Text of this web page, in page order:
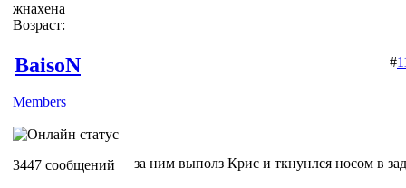
жнахена
Возраст:
BaisoN
Members
3447 сообщений
#
за ним выполз Крис и ткнунлся носом в